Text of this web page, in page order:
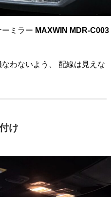
ミラー MAXWIN MDR-C003
わないよう、 配線は見えな
け